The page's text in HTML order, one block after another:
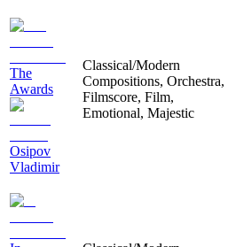
The
Awards
Osipov
Vladimir
Classical/Modern
Compositions, Orchestra,
Filmscore, Film,
Emotional, Majestic